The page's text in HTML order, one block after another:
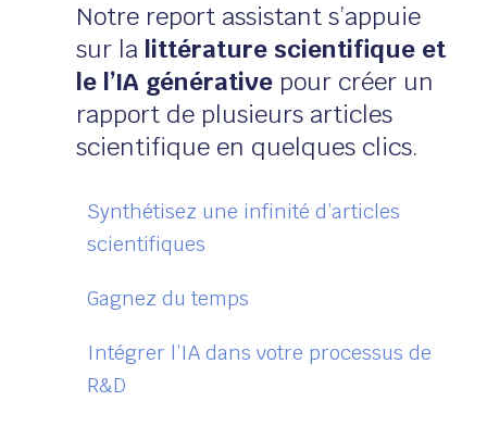
Notre report assistant s’appuie
sur la littérature scientifique et
le l’IA générative pour créer un
rapport de plusieurs articles
scientifique en quelques clics.
Synthétisez une infinité d’articles
scientifiques
Gagnez du temps
Intégrer l’IA dans votre processus de
R&D